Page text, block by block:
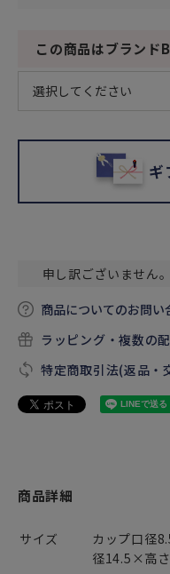
この商品はブランド
ギ
申し訳ございません
商品についてのお問い
ラッピング・複数の
特定商取引法(返品・
商品詳細
サイズ
カップ口径
径14.5×高